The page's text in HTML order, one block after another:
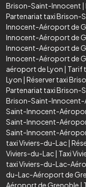
Brison-Saint-Innocent |
Partenariat taxi Brison-
Innocent-Aéroport de
Innocent-Aéroport de
Innocent-Aéroport de
Innocent-Aéroport de
aéroport de Lyon | Tarif
Lyon | Réserver taxi
Partenariat taxi
Brison-Saint-Innocent-
Saint-Innocent-
Saint-Innocent-
Saint-Innocent-
taxi Viviers-du-Lac|
Viviers-du-Lac| Taxi
taxi Viviers-du-Lac-
du-Lac-Aéroport de
Aéroport de Grenoble |